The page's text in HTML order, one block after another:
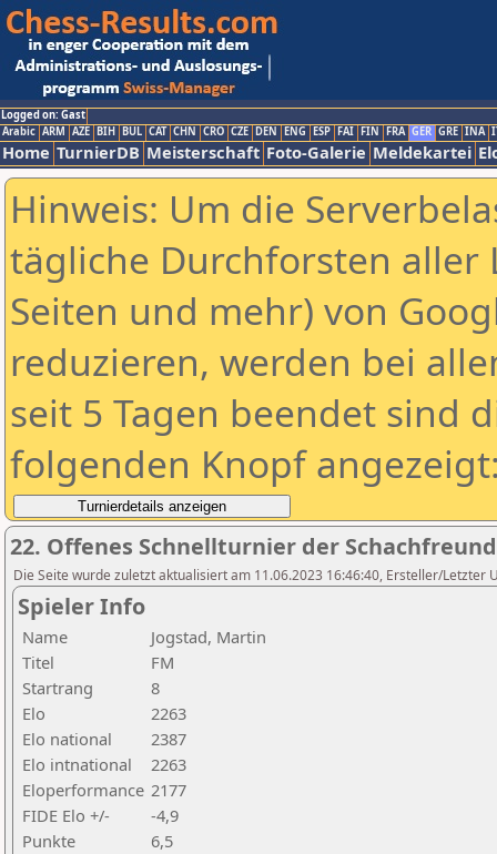
Logged on: Gast
Arabic ARM AZE BIH BUL CAT CHN CRO CZE DEN ENG ESP FAI FIN FRA GER GRE INA
Home TurnierDB Meisterschaft Foto-Galerie Meldekartei
Hinweis: Um die
tägliche Durchforsten aller
Seiten und mehr) von
reduzieren, werden bei
seit 5 Tagen beendet sind
folgenden Knopf
22. Offenes Schnellturnier der
Die Seite wurde zuletzt aktualisiert am 11.06.2023 16:46:40, Ersteller/Letzter
Spieler Info
Name
Jogstad, Martin
Titel
FM
Startrang
8
Elo
2263
Elo national
2387
Elo intnational
2263
Eloperformance 2177
FIDE Elo +/-
-4,9
Punkte
6,5